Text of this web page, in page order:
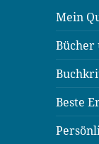
Mein
Bücher
Beste